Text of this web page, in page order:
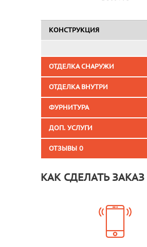
КОНСТРУКЦИЯ
ОТДЕЛКА СНАРУЖИ
ОТДЕЛКА ВНУТРИ
ФУРНИТУРА
ДОП. УСЛУГИ
ОТЗЫВЫ 0
КАК СДЕЛАТЬ ЗАКАЗ